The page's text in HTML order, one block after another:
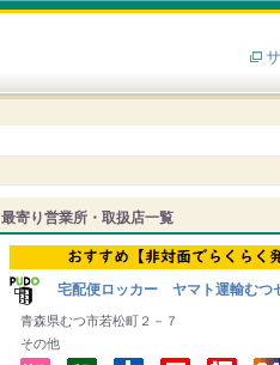
最寄り営業所・取扱店一覧
宅配便ロッカー ヤマト運輸むつ
青森県むつ市若松町２－７
その他